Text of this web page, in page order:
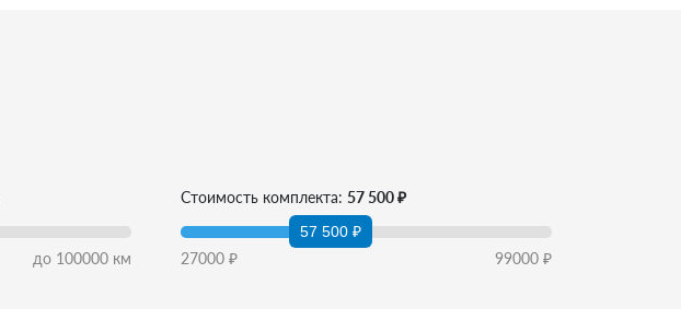
до 100000км
Стоимость комплекта: 57 500 ₽
57 500 ₽
27000₽ 99000₽